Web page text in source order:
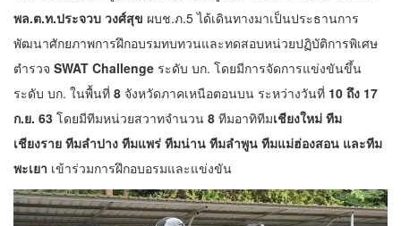
พล.ต.ท.ประจวบ วงศ์สุข ผบช.ภ.5 ได้เดินทางมาเป็นประธานการ
พัฒนาศักยภาพการฝึกอบรมทบทวนและทดสอบหน่วยปฏิบัติการพิเศษ
ตำรวจ SWAT Challenge ระดับ บก. โดยมีการจัดการแข่งขันขึ้น
ระดับ บก. ในพื้นที่ 8 จังหวัดภาคเหนือตอนบน ระหว่างวันที่ 10 ถึง 17
ก.ย. 63 โดยมีทีมหน่วยสวาทจำนวน 8 ทีมอาทิทีมเชียงใหม่ ทีม
เชียงราย ทีมลำปาง ทีมแพร่ ทีมน่าน ทีมลำพูน ทีมแม่ฮ่องสอน และทีม
พะเยา เข้าร่วมการฝึกอบอรมและแข่งขัน